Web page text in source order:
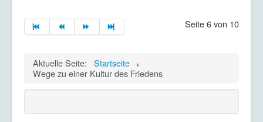
Seite 6 von 10
Aktuelle Seite:
Startseite
Wege zu einer Kultur des Friedens